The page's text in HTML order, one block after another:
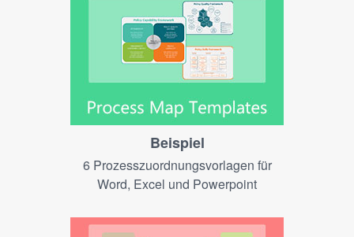
Beispiel
6 Prozesszuordnungsvorlagen für
Word, Excel und Powerpoint